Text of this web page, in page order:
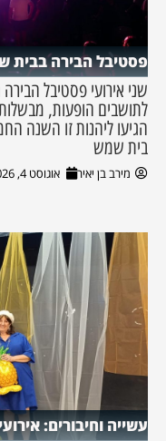
פסטיבל הבירה בבית
שני אירועי פסטיבל
לתושבים הופעות, מבשלות
הגיעו ליהנות זו השנה
בית שמש
מירב בן יאיר אוגוסט 4, 2026
עשייה וחיבורים: